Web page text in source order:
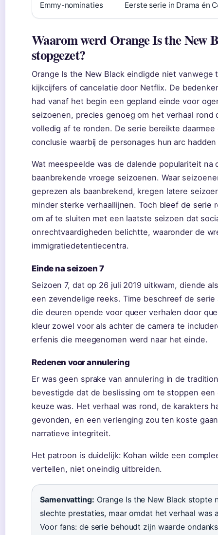
Emmy-nominaties Eerste serie in Drama én
Waarom werd Orange Is the New
stopgezet?
Orange Is the New Black eindigde niet vanwege
kijkcijfers of cancelatie door Netflix. De
had vanaf het begin een gepland einde voor
seizoenen, precies genoeg om het verhaal rond
volledig af te ronden. De serie bereikte daarmee
conclusie waarbij de personages hun arc
Wat meespeelde was de dalende populariteit na
baanbrekende vroege seizoenen. Waar
geprezen als baanbrekend, kregen latere
minder sterke verhaallijnen. Toch bleef de serie
om af te sluiten met een laatste seizoen dat
onrechtvaardigheden belichtte, waaronder de
immigratiedetentiecentra.
Einde na seizoen 7
Seizoen 7, dat op 26 juli 2019 uitkwam, diende
een zevendelige reeks. Time beschreef de
die deuren opende voor queer verhalen door
kleur zowel voor als achter de camera te
erfenis die meegenomen werd naar het einde.
Redenen voor annulering
Er was geen sprake van annulering in de
bevestigde dat de beslissing om te stoppen een
keuze was. Het verhaal was rond, de karakters
gevonden, en een verlenging zou ten koste
narratieve integriteit.
Het patroon is duidelijk: Kohan wilde een
vertellen, niet oneindig uitbreiden.
Samenvatting: Orange Is the New Black stopte
slechte prestaties, maar omdat het verhaal was
Voor fans: de serie behoudt zijn waarde